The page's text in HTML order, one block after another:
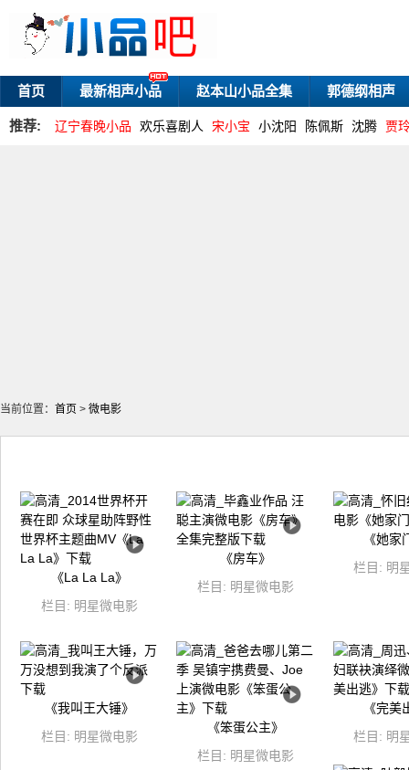
首页 最新相声小品 赵本山小品全集 郭德纲相声
推荐: 辽宁春晚小品 欢乐喜剧人 宋小宝 小沈阳 陈佩斯 沈腾 贾
当前位置： 首页 > 微电影
《La La La》
栏目: 明星微电影
《房车》
栏目: 明星微电影
《她家
栏目: 明
《我叫王大锤》
栏目: 明星微电影
《笨蛋公主》
栏目: 明星微电影
《完美
栏目: 明